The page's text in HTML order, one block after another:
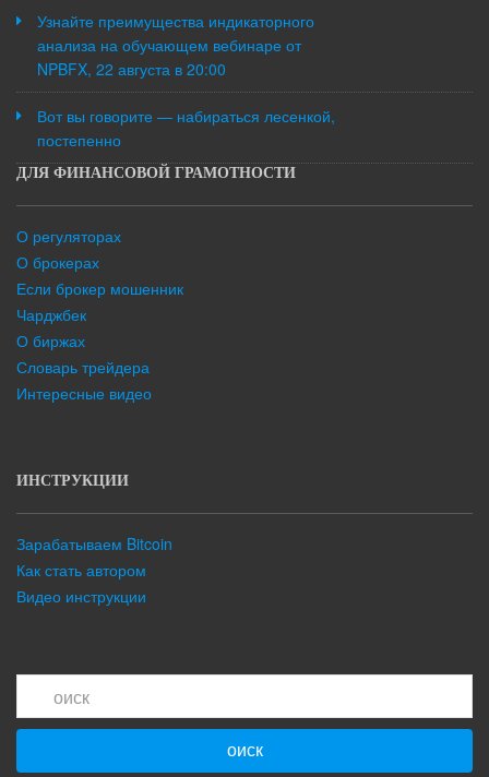
Узнайте преимущества индикаторного
анализа на обучающем вебинаре от
NPBFX, 22 августа в 20:00
Вот вы говорите — набираться лесенкой,
постепенно
ДЛЯ ФИНАНСОВОЙ ГРАМОТНОСТИ
О регуляторах
О брокерах
Если брокер мошенник
Чарджбек
О биржах
Словарь трейдера
Интересные видео
ИНСТРУКЦИИ
Зарабатываем Bitcoin
Как стать автором
Видео инструкции
оиск